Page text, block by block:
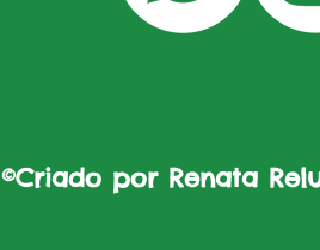
©Criado por Renata